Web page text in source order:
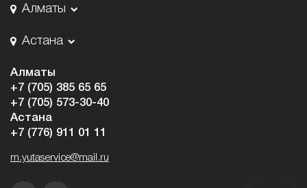
Алматы
Астана
Алматы
+7 (705) 385 65 65
+7 (705) 573-30-40
Астана
+7 (776) 911 01 11
m.yutaservice@mail.ru